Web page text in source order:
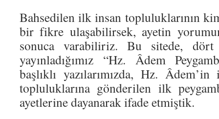
Bahsedilen ilk insan topluluklarının
bir fikre ulaşabilirsek, ayetin
sonuca varabiliriz. Bu sitede,
yayınladığımız “Hz. Âdem
başlıklı yazılarımızda, Hz.
topluluklarına gönderilen ilk
ayetlerine dayanarak ifade etmiştik.